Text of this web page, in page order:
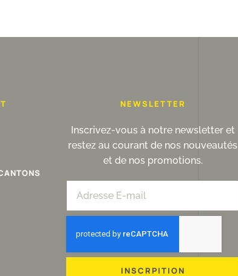
NEWSLETTER
Inscrivez-vous à notre newsletter et
restez au courant de nos nouveautés
et de nos promotions.
INSCRPITION